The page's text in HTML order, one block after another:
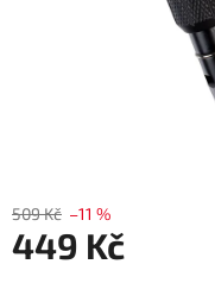
509 Kč –11 %
449 Kč